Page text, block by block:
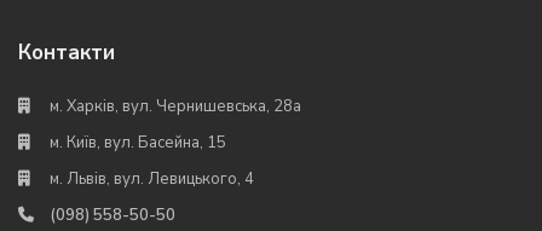
Контакти
м. Харків, вул. Чернишевська, 28а
м. Київ, вул. Басейна, 15
м. Львів, вул. Левицького, 4
(098) 558-50-50